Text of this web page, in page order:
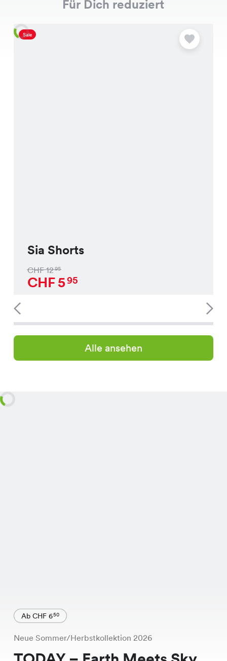
Für Dich reduziert
Sale
Sia Shorts
CHF1295
CHF595
Alle ansehen
Ab CHF 650
Neue Sommer/Herbstkollektion 2026